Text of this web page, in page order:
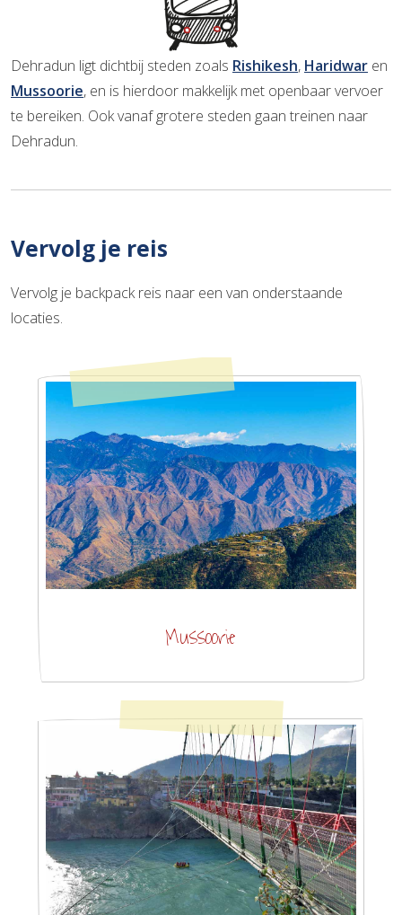
Dehradun ligt dichtbij steden zoals Rishikesh, Haridwar en
Mussoorie, en is hierdoor makkelijk met openbaar vervoer
te bereiken. Ook vanaf grotere steden gaan treinen naar
Dehradun.
Vervolg je reis
Vervolg je backpack reis naar een van onderstaande
locaties.
Mussoorie